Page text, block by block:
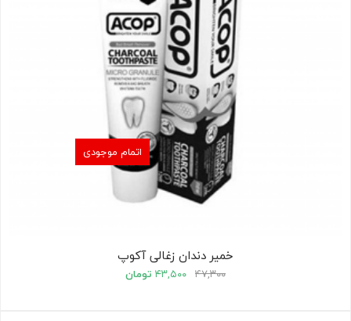
اتمام موجودی
خمیر دندان زغالی آکوپ
۴۷,۳۰۰ ۴۳,۵۰۰ تومان